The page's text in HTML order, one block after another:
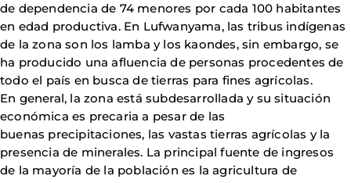
de dependencia de 74 menores por cada 100 habitantes
en edad productiva. En Lufwanyama, las tribus indígenas
de la zona son los lamba y los kaondes, sin embargo, se
ha producido una afluencia de personas procedentes de
todo el país en busca de tierras para fines agrícolas.
En general, la zona está subdesarrollada y su situación
económica es precaria a pesar de las
buenas precipitaciones, las vastas tierras agrícolas y la
presencia de minerales. La principal fuente de ingresos
de la mayoría de la población es la agricultura de